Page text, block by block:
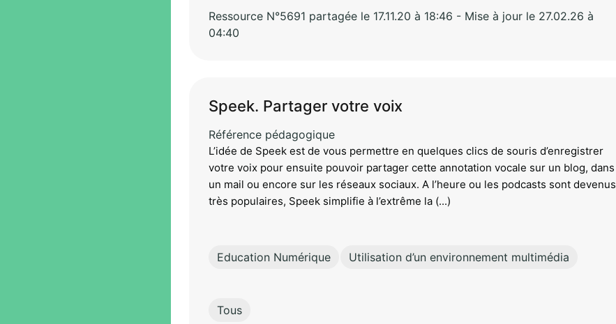
Ressource N°5691 partagée le 17.11.20 à 18:46 - Mise à jour le 27.02.26 à
04:40
Speek. Partager votre voix
Référence pédagogique
L’idée de Speek est de vous permettre en quelques clics de souris d’enregistrer
votre voix pour ensuite pouvoir partager cette annotation vocale sur un blog, dans
un mail ou encore sur les réseaux sociaux. A l’heure ou les podcasts sont devenus
très populaires, Speek simplifie à l’extrême la (...)
Education Numérique Utilisation d’un environnement multimédia
Tous